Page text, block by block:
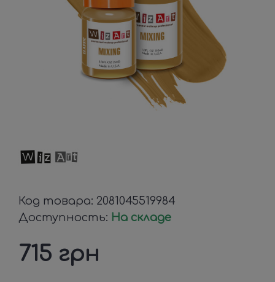
Код товара: 2081045519984
Доступность: На складе
715 грн